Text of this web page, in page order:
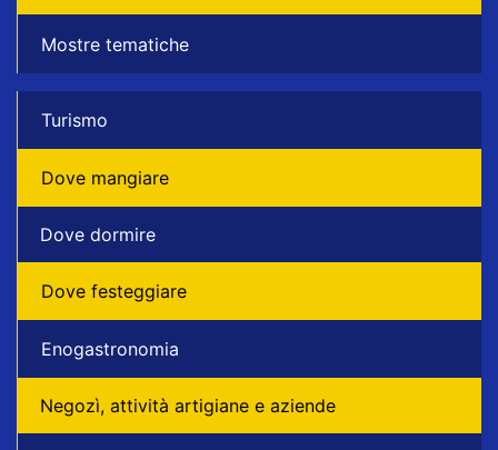
Mostre tematiche
Turismo
Dove mangiare
Dove dormire
Dove festeggiare
Enogastronomia
Negozì, attività artigiane e aziende